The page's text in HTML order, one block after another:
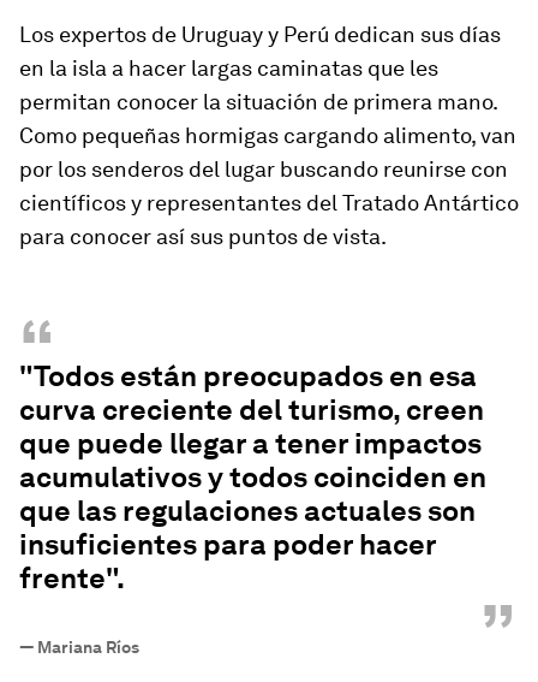
Los expertos de Uruguay y Perú dedican sus días
en la isla a hacer largas caminatas que les
permitan conocer la situación de primera mano.
Como pequeñas hormigas cargando alimento, van
por los senderos del lugar buscando reunirse con
científicos y representantes del Tratado Antártico
para conocer así sus puntos de vista.
“
"Todos están preocupados en esa
curva creciente del turismo, creen
que puede llegar a tener impactos
acumulativos y todos coinciden en
que las regulaciones actuales son
insuficientes para poder hacer
frente".
”
— Mariana Ríos